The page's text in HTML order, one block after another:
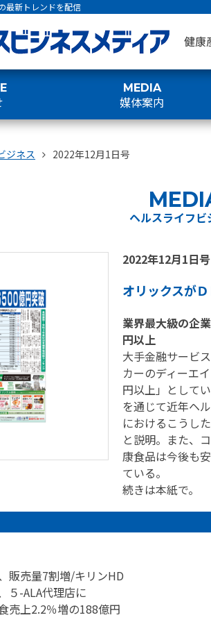
最新トレンドを配信
MEDIA
媒体案内
ジネス 2022年12月1日号
ヘルスライフビ
2022年12月1日号
オリックスが
業界最大級の企
円以上
大手金融サービ
カーのディーエ
円以上」として
を通じて近年ヘ
におけるこうし
と説明。また、
康食品は今後も
ている。
続きは本紙で。
販売量7割増/キリンHD
５-ALA代理店に
売上2.2％増の188億円